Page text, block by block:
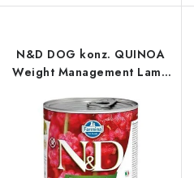
N&D DOG konz. QUINOA
Weight Management Lamb